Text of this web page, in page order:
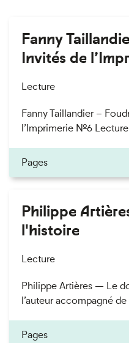
Fanny
Invités de
Lecture
Fanny Taillandier –
l’Imprimerie n°6 Lecture
Pages
Philippe
l'histoire
Lecture
Philippe Artières — Le
l’auteur accompagné de
Pages